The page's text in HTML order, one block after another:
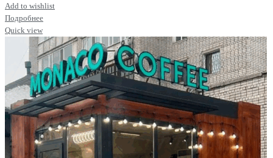
Add to wishlist
Подробнее
Quick view